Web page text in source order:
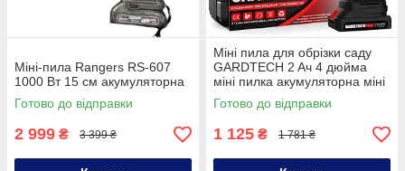
Міні-пила Rangers RS-607
1000 Вт 15 см акумуляторна
Готово до відправки
2 999 ₴ 3 399 ₴
Міні пила для обрізки саду
GARDTECH 2 Aч 4 дюйма
міні пилка акумуляторна міні
пилка для обрізки гілок
Готово до відправки
1 125 ₴ 1 781 ₴